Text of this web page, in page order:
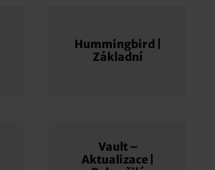
Hummingbird |
Základní
Vault –
Aktualizace |